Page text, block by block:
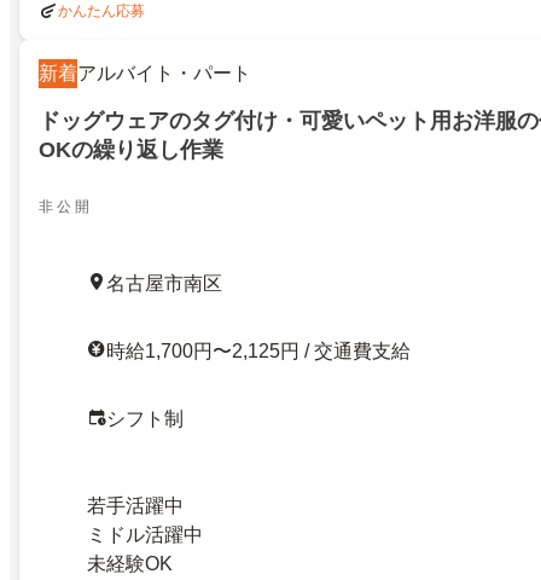
かんたん応募
新着アルバイト・パート
ドッグウェアのタグ付け・可愛いペット用お洋服
OKの繰り返し作業
非 公 開
名古屋市南区
時給1,700円〜2,125円 / 交通費支給
シフト制
若手活躍中
ミドル活躍中
未経験OK